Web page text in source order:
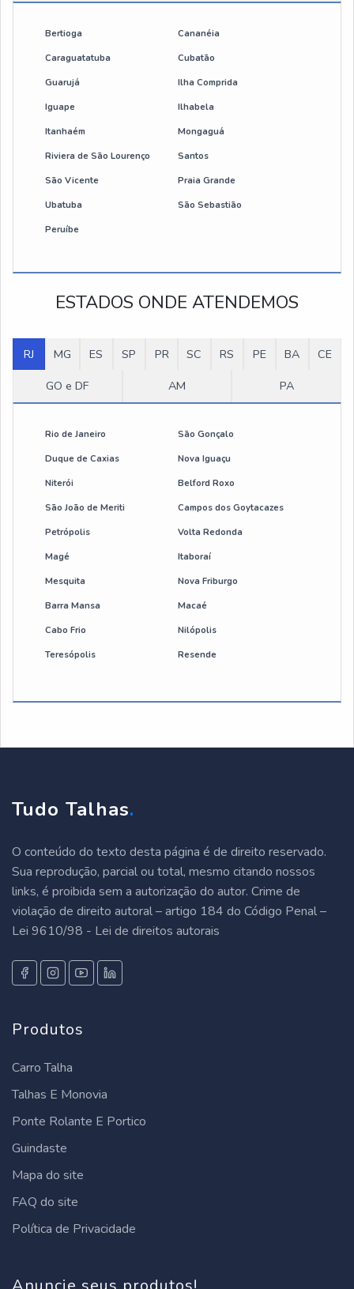
Portico rolante 5 toneladas
cabo para botoeira pendente
cabo para botoeira de ponte rolante
botoeira pendente 2 botões
botoeira de comando elétrico
botoeira pendente para ponte rolante
manutenção preventiva ponte rolante
rádio controle para ponte rolante
acessório para ponte rolante
controle para ponte rolante
controle remoto de ponte rolante
empresas de manutenção em pontes rolantes
conserto de ponte rolante
rolante
ponte rolante suspensa
Bertioga Cananéia
Caraguatatuba Cubatão
Guarujá Ilha Comprida
Iguape Ilhabela
Itanhaém Mongaguá
Riviera de São Lourenço Santos
São Vicente Praia Grande
Ubatuba São Sebastião
Peruíbe
ESTADOS ONDE ATENDEMOS
RJ MG ES SP PR SC RS PE BA
CE
GO e DF
AM PA
Rio de Janeiro São Gonçalo
Duque de Caxias Nova Iguaçu
Niterói Belford Roxo
São João de Meriti Campos dos Goytacazes
Petrópolis Volta Redonda
Magé Itaboraí
Mesquita Nova Friburgo
Barra Mansa Macaé
Cabo Frio Nilópolis
Teresópolis Resende
Tudo Talhas.
O conteúdo do texto desta página é de direito reservado.
Sua reprodução, parcial ou total, mesmo citando nossos
links, é proibida sem a autorização do autor. Crime de
violação de direito autoral – artigo 184 do Código Penal –
Lei 9610/98 - Lei de direitos autorais
Produtos
Carro Talha
Talhas E Monovia
Ponte Rolante E Portico
Guindaste
Mapa do site
FAQ do site
Política de Privacidade